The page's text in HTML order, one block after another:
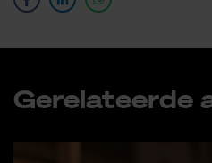
Ge­re­la­teer­de